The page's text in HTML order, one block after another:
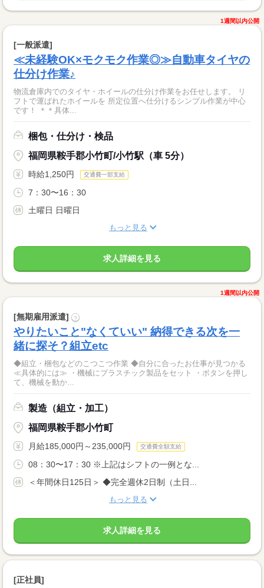
1週間以内公開
[一般派遣]
≪未経験OK×モクモク作業◎≫自動車タイヤの
仕分け作業♪
物流倉庫内でのタイヤ・ホイールの仕分け作業をお任せします。 リ
フトで運ばれたホイールを 所定位置へ仕分けるシンプル作業が中心
です！ ＊＊具体...
梱包・仕分け・検品
福岡県鞍手郡小竹町/小竹駅（車 5分）
時給1,250円 交通費一部支給
7：30〜16：30
土曜日 日曜日
もっと見る
求人詳細を見る
1週間以内公開
[無期雇用派遣] ?
やりたいこと"なくていい" 納得できる次を一
緒に探そ？組立etc
◆組立・梱包などのこつこつ作業 ◆自分に合ったお仕事が見つかる
≪具体的には≫ ・機械にプラスチック製品をセット ・ボタンを押し
て、機械を動か...
製造（組立・加工）
福岡県鞍手郡小竹町
月給185,000円～235,000円 交通費全額支給
08：30〜17：30 ※上記はシフトの一例とな...
＜年間休日125日＞ ◆完全週休2日制（土日...
もっと見る
求人詳細を見る
[正社員]